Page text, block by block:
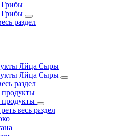
раздел
Яйца Сыры
Яйца Сыры
раздел
весь раздел